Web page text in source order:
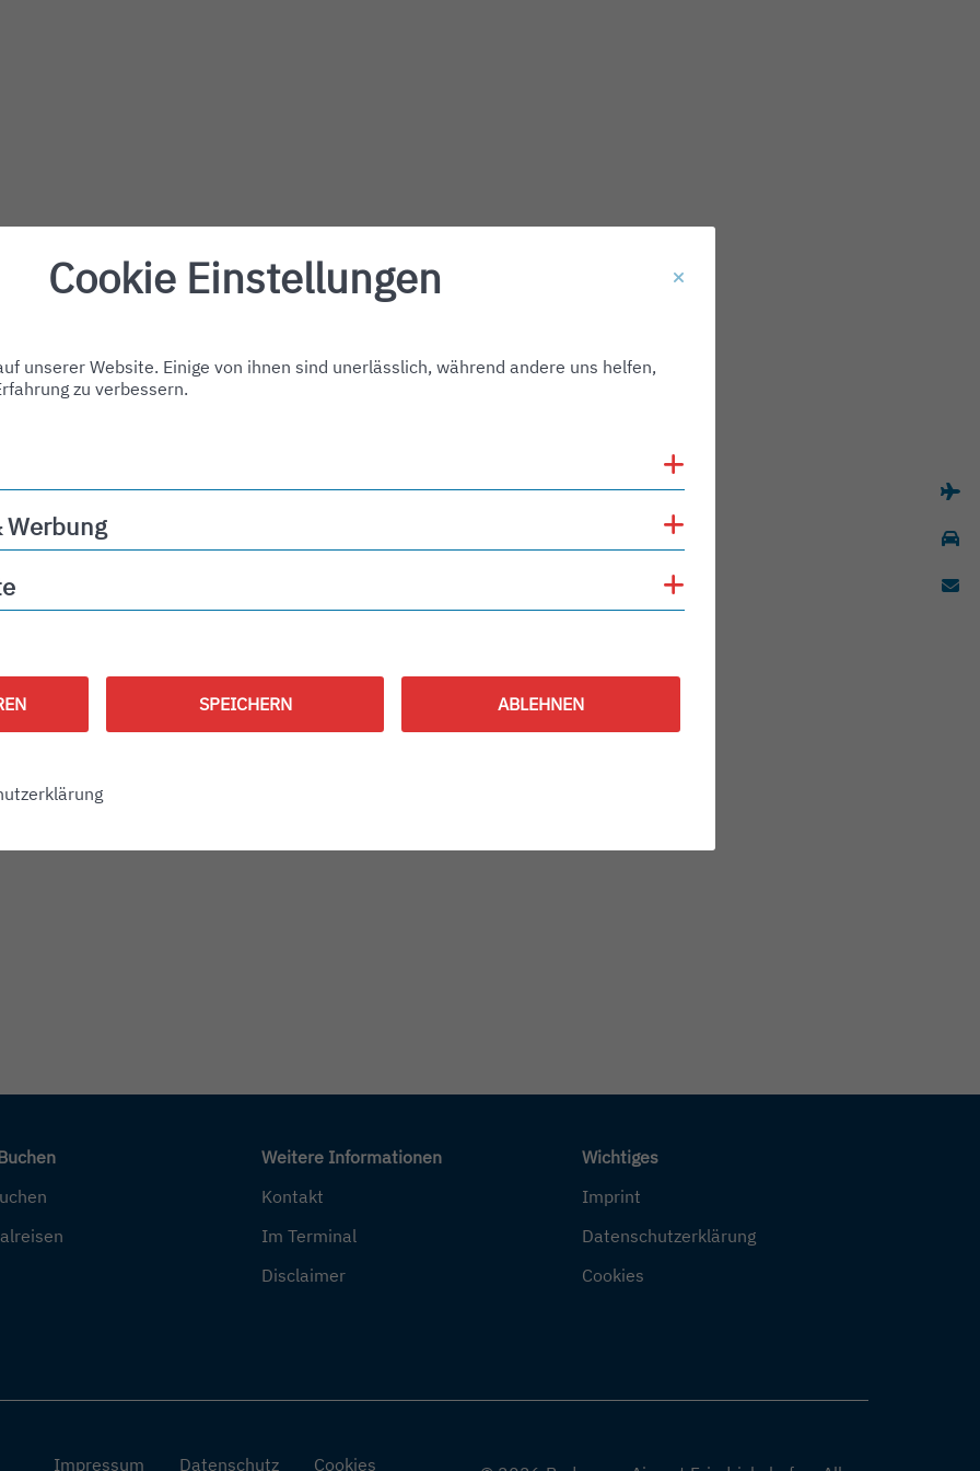
Weitere Informationen
Kontakt
Im Terminal
Disclaimer
Wichtiges
Imprint
Datenschutzerklärung
Cookies
Impressum Datenschutz Cookies
Cookie Einstellungen
unserer Website. Einige von ihnen sind unerlässlich, während andere uns helfen,
zu verbessern.
Werbung
Cookies anzeigen
SPEICHERN ABLEHNEN